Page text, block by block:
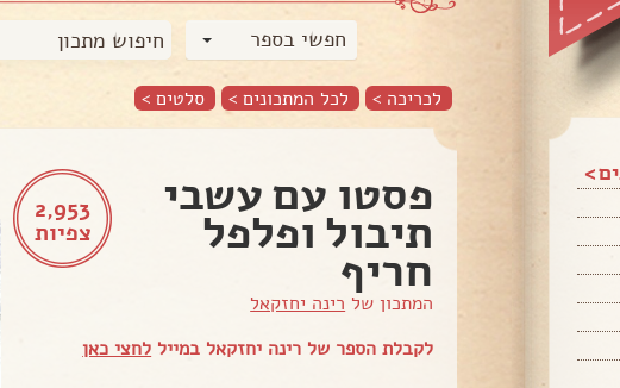
>
חפשי בספר
לכריכה > לכל המתכונים > סלטים >
2,953
צפיות
פסטו עם עשבי
תיבול ופלפל
חריף
המתכון של רינה יחזקאל
לקבלת הספר של רינה יחזקאל במייל לחצי כאן